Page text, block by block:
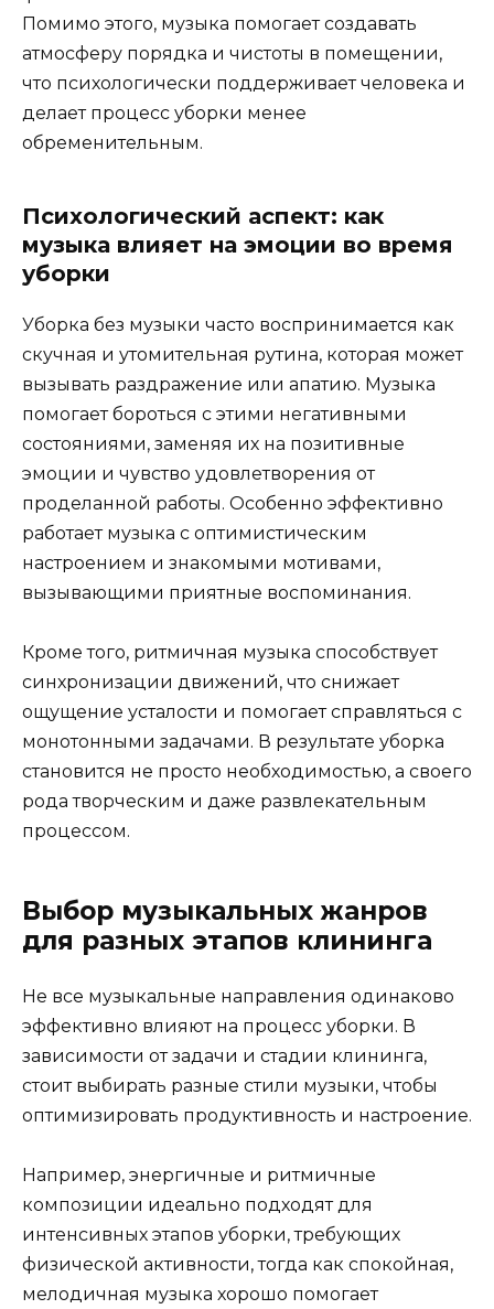
Помимо этого, музыка помогает создавать
атмосферу порядка и чистоты в помещении,
что психологически поддерживает человека и
делает процесс уборки менее
обременительным.
Психологический аспект: как
музыка влияет на эмоции во время
уборки
Уборка без музыки часто воспринимается как
скучная и утомительная рутина, которая может
вызывать раздражение или апатию. Музыка
помогает бороться с этими негативными
состояниями, заменяя их на позитивные
эмоции и чувство удовлетворения от
проделанной работы. Особенно эффективно
работает музыка с оптимистическим
настроением и знакомыми мотивами,
вызывающими приятные воспоминания.
Кроме того, ритмичная музыка способствует
синхронизации движений, что снижает
ощущение усталости и помогает справляться с
монотонными задачами. В результате уборка
становится не просто необходимостью, а своего
рода творческим и даже развлекательным
процессом.
Выбор музыкальных жанров
для разных этапов клининга
Не все музыкальные направления одинаково
эффективно влияют на процесс уборки. В
зависимости от задачи и стадии клининга,
стоит выбирать разные стили музыки, чтобы
оптимизировать продуктивность и настроение.
Например, энергичные и ритмичные
композиции идеально подходят для
интенсивных этапов уборки, требующих
физической активности, тогда как спокойная,
мелодичная музыка хорошо помогает